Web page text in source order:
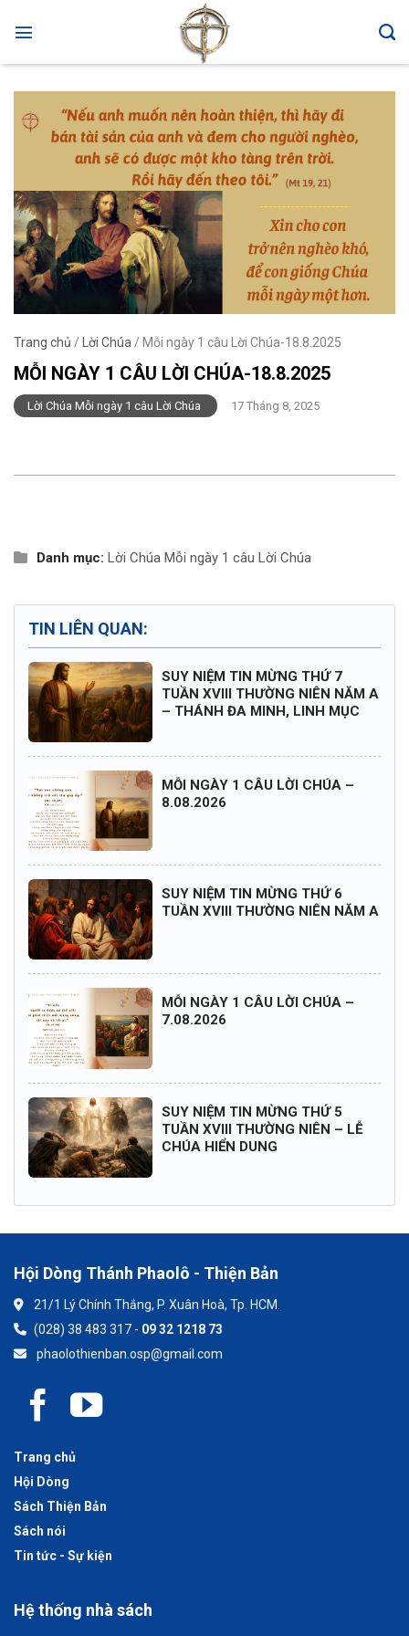
Trang chủ / Lời Chúa / Mỗi ngày 1 câu Lời Chúa-18.8.2025
MỖI NGÀY 1 CÂU LỜI CHÚA-18.8.2025
Lời Chúa Mỗi ngày 1 câu Lời Chúa 17 Tháng 8, 2025
Danh mục: Lời Chúa Mỗi ngày 1 câu Lời Chúa
TIN LIÊN QUAN:
SUY NIỆM TIN MỪNG THỨ 7
TUẦN XVIII THƯỜNG NIÊN NĂM A
– THÁNH ĐA MINH, LINH MỤC
MỖI NGÀY 1 CÂU LỜI CHÚA –
8.08.2026
SUY NIỆM TIN MỪNG THỨ 6
TUẦN XVIII THƯỜNG NIÊN NĂM A
MỖI NGÀY 1 CÂU LỜI CHÚA –
7.08.2026
SUY NIỆM TIN MỪNG THỨ 5
TUẦN XVIII THƯỜNG NIÊN – LỄ
CHÚA HIỂN DUNG
Hội Dòng Thánh Phaolô - Thiện Bản
21/1 Lý Chính Thắng, P. Xuân Hoà, Tp. HCM.
(028) 38 483 317 - 09 32 1218 73
phaolothienban.osp@gmail.com
Trang chủ
Hội Dòng
Sách Thiện Bản
Sách nói
Tin tức - Sự kiện
Hệ thống nhà sách